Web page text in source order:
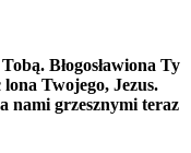
Błogosławiona Ty
lona Twojego, Jezus.
nami grzesznymi teraz